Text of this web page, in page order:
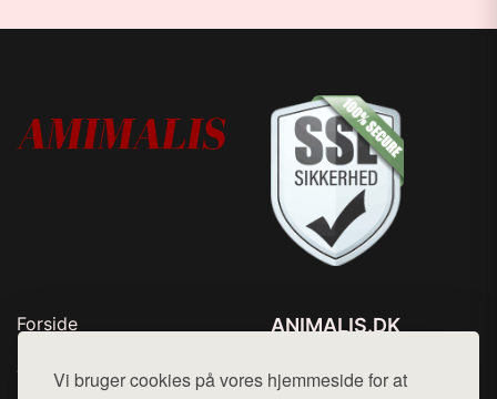
Vi bruger cookies på vores hjemmeside for at
Forside
Top Rabatter
ANIMALIS.DK